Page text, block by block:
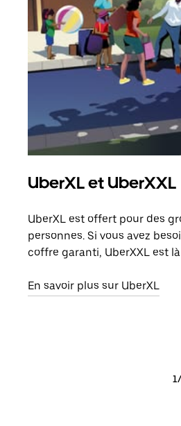
UberXL et UberXXL
UberXL est offert pour des
personnes. Si vous avez
coffre garanti, UberXXL est
En savoir plus sur UberXL